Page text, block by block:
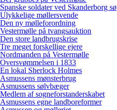
Spanske soldater ved Skanderborg sø
Ulykkelige møllersvende
Den ny mølleforordning
Vestermølle på tvangsauktion
Den store landbrugskrise
Tre meget forskellige ejere
Nordmanden på Vestermølle
Oversvømmelsen i 1833
En lokal Sherlock Holmes
Asmussens mønsterbrug
Asmussens sølvbæger
Medlem af sogneforstanderskabet
Asmussens egne landboreformer